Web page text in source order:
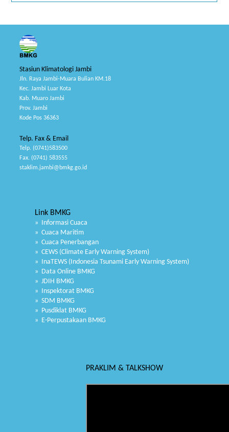
Stasiun Klimatologi Jambi
Jln. Raya Jambi-Muara Bulian KM.18
Kec. Jambi Luar Kota
Kab. Muaro Jambi
Prov. Jambi
Kode Pos 36363
Telp. Fax & Email
Telp. (0741)583500
Fax. (0741) 583555
staklim.jambi@bmkg.go.id
Link BMKG
» Informasi Cuaca
» Cuaca Maritim
» Cuaca Penerbangan
» CEWS (Climate Early Warning System)
» InaTEWS (Indonesia Tsunami Early Warning System)
» Data Online BMKG
» JDIH BMKG
» Inspektorat BMKG
» SDM BMKG
» Pusdiklat BMKG
» E-Perpustakaan BMKG
PRAKLIM & TALKSHOW